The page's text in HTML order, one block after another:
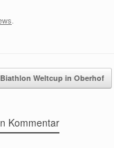
Weltcup in Oberhof
Kommentar